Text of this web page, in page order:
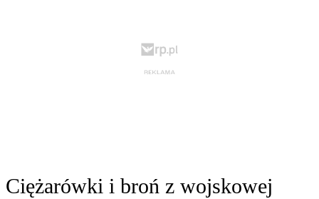
Ciężarówki i broń z wojskowej